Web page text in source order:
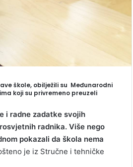
škole, obilježili su Međunarodni
koji su privremeno preuzeli
i radne zadatke svojih
radnika. Više nego
pokazali da škola nema
je iz Stručne i tehničke